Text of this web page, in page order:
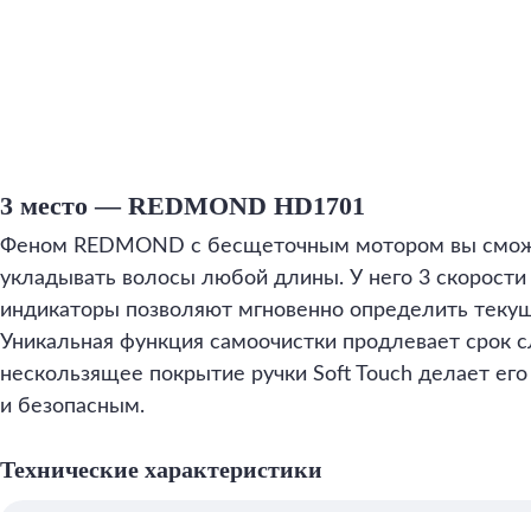
3 место — REDMOND HD1701
Феном REDMOND с бесщеточным мотором вы
укладывать волосы любой длины. У него 3 скорости
индикаторы позволяют мгновенно определить
Уникальная функция самоочистки продлевает срок
нескользящее покрытие ручки Soft Touch делает
и безопасным.
Технические характеристики